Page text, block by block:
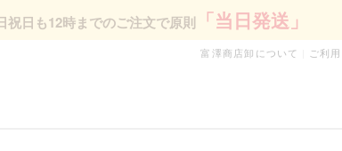
祝日も12時までのご注文で原則 「当日発送」
富澤商店卸について ご利